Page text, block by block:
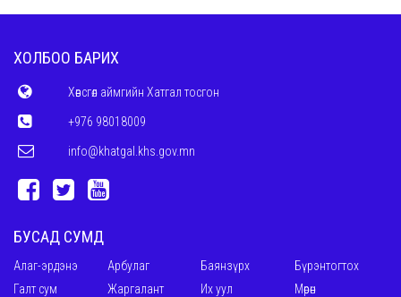
ХОЛБОО БАРИХ
Хөвсгөл аймгийн Хатгал тосгон
+976 98018009
info@khatgal.khs.gov.mn
БУСАД СУМД
Алаг-эрдэнэ Арбулаг Баянзүрх
Бүрэнтогтох
Галт сум
Жаргалант Их уул Мөрөн